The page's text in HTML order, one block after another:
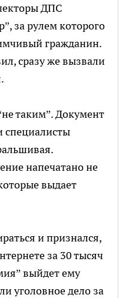
ДПС
за рулем которого
гражданин.
сразу же вызвали
таким”. Документ
специалисты
напечатано не
выдает
и признался,
за 30 тысяч
выйдет ему
уголовное дело за